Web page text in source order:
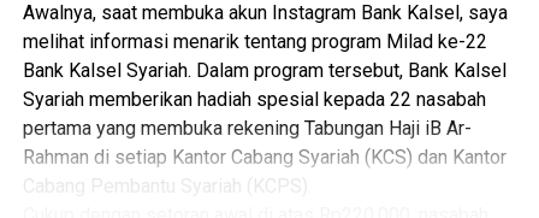
melanjutkan pendidikan dan meraih cita-cita.
Melalui semangat berbagi dan kepedulian tersebut, Bank
Kalsel melalui UPZ Bank Kalsel berharap bantuan yang
diberikan tidak hanya dapat meringankan kebutuhan biaya
pendidikan, tetapi juga menjadi penyemangat bagi para
siswa untuk terus belajar, berprestasi, dan mempersiapkan
Awalnya, saat membuka akun Instagram Bank Kalsel, saya
melihat informasi menarik tentang program Milad ke-22
Bank Kalsel Syariah. Dalam program tersebut, Bank Kalsel
Syariah memberikan hadiah spesial kepada 22 nasabah
pertama yang membuka rekening Tabungan Haji iB Ar-
Rahman di setiap Kantor Cabang Syariah (KCS) dan Kantor
Cabang Pembantu Syariah (KCPS).